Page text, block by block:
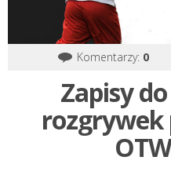
Komentarzy: 0
Zapisy
rozgrywek